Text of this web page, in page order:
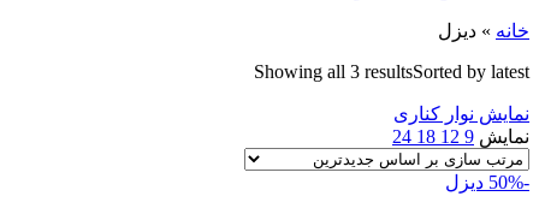
خانه » دیزل
Showing all 3 resultsSorted by latest
نمایش نوار کناری
نمایش 9
12
18
24
-50% دیزل